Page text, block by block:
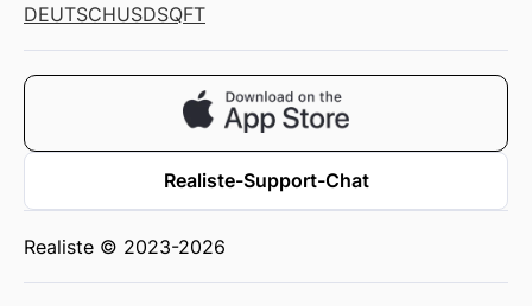
DEUTSCHUSDSQFT
Realiste-Support-Chat
Realiste © 2023-2026